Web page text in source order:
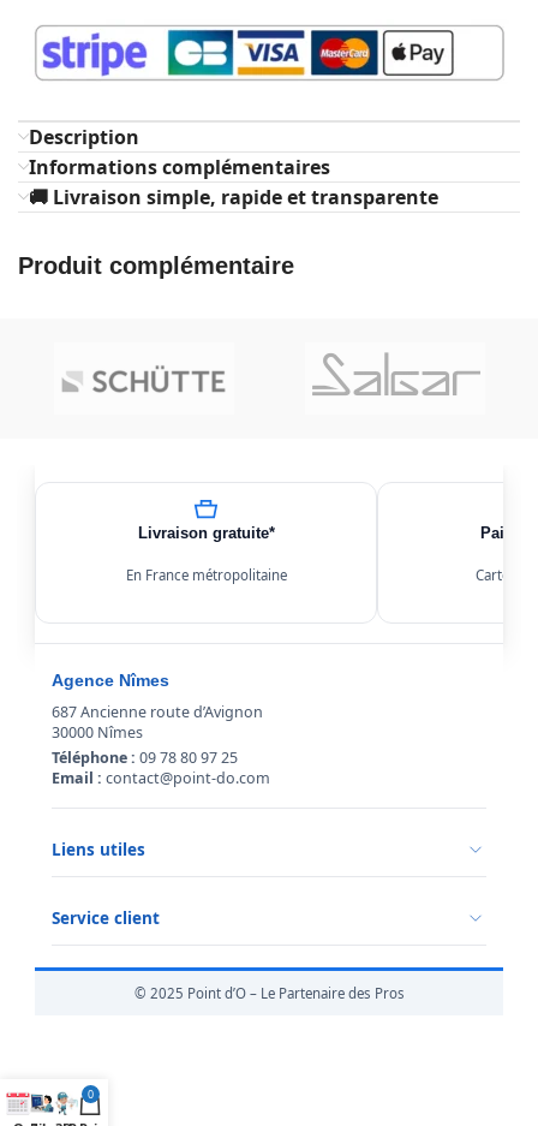
Description
Informations complémentaires
🚚 Livraison simple, rapide et transparente
Produit complémentaire
Livraison gratuite*
En France métropolitaine Carte,
Agence Nîmes
687 Ancienne route d’Avignon
30000 Nîmes
Téléphone : 09 78 80 97 25
Email : contact@point-do.com
Liens utiles
Conditions générales de vente
Mentions légales
Service client
Informations livraison© 2025 Point d’O – Le Partenaire des Pros
0